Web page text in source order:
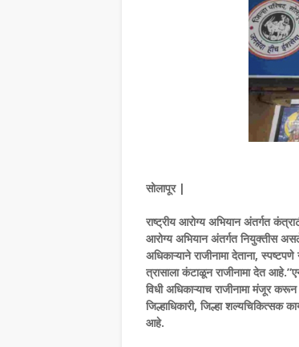
सोलापूर |
राष्ट्रीय आरोग्य अभियान अंतर्गत
आरोग्य अभियान अंतर्गत नियुक्तीस
अधिकाऱ्याने राजीनामा देताना,
त्रासाला कंटाळून राजीनामा देत
विधी अधिकाऱ्याच राजीनामा मंजूर
जिल्हाधिकारी, जिल्हा शल्यचिकित्सक
आहे.